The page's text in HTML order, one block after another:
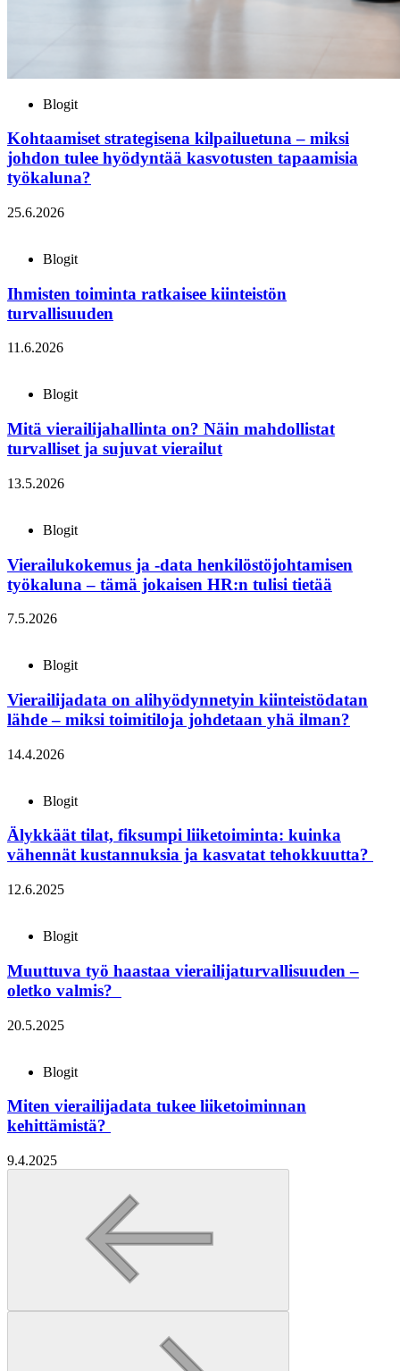
Blogit
Kohtaamiset strategisena kilpailuetuna – miksi
johdon tulee hyödyntää kasvotusten tapaamisia
työkaluna?
25.6.2026
Blogit
Ihmisten toiminta ratkaisee kiinteistön
turvallisuuden
11.6.2026
Blogit
Mitä vierailijahallinta on? Näin mahdollistat
turvalliset ja sujuvat vierailut
13.5.2026
Blogit
Vierailukokemus ja -data henkilöstöjohtamisen
työkaluna – tämä jokaisen HR:n tulisi tietää
7.5.2026
Blogit
Vierailijadata on alihyödynnetyin kiinteistödatan
lähde – miksi toimitiloja johdetaan yhä ilman?
14.4.2026
Blogit
Älykkäät tilat, fiksumpi liiketoiminta: kuinka
vähennät kustannuksia ja kasvatat tehokkuutta?
12.6.2025
Blogit
Muuttuva työ haastaa vierailijaturvallisuuden –
oletko valmis?
20.5.2025
Blogit
Miten vierailijadata tukee liiketoiminnan
kehittämistä?
9.4.2025